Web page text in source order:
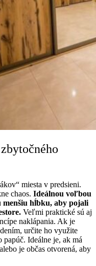
miesta v predsieni.
chaos. Ideálnou voľbou
menšiu hĺbku, aby pojali
Veľmi praktické sú aj
naklápania. Ak je
určite ho využite
papúč. Ideálne je, ak má
alebo je občas otvorená, aby